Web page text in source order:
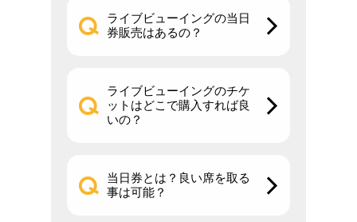
ライブビューイングの当日
券販売はあるの？
ライブビューイングのチケ
ットはどこで購入すれば良
いの？
当日券とは？良い席を取る
事は可能？